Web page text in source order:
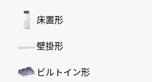
床置形
壁掛形
ビルトイン形